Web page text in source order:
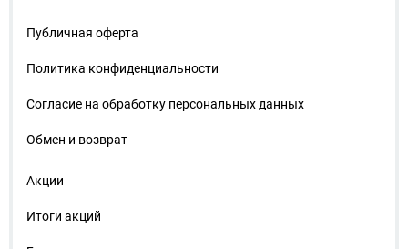
Публичная оферта
Политика конфиденциальности
Согласие на обработку персональных данных
Обмен и возврат
Акции
Итоги акций